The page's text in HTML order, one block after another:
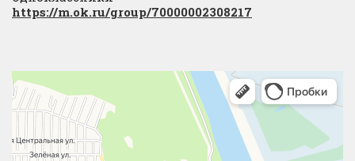
https://m.ok.ru/group/70000002308217